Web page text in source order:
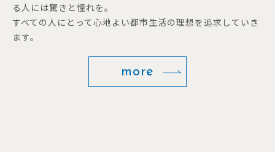
る人には驚きと憧れを。
すべての人にとって心地よい都市生活の理想を追求していき
ます。
more